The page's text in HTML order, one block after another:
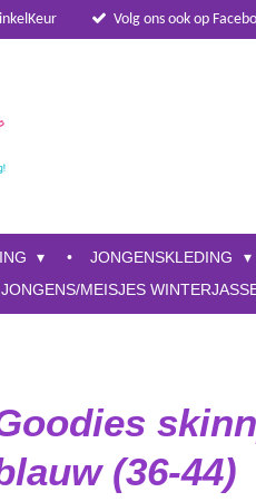
Volg ons ook op
JONGENSKLEDING
JONGENS/MEISJES
(36-44)